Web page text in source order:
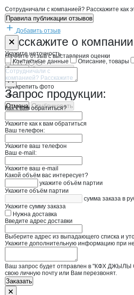
Сотрудничали с компанией? Расскажите как
Правила публикации отзывов
Добавить отзыв
Расскажите о компании
Начните отзыв с выставления оценки
Прикрепить фото
Отмена Опубликовать
Форма обратной связи
Укажите неточность
Контактные данные
Описание, товары
Отмена Опубликовать
Запрос продукции:
Как к вам обратиться?
Укажите как к вам обратиться
Ваш телефон:
Укажите ваш телефон
Ваш e-mail:
Укажите ваш e-mail
Какой объём вас интересует?
укажите объём партии
Укажите объём партии
сумма заказа в
Укажите сумму заказа
Нужна доставка
Введите адрес доставки
Выберите адрес из выпадающего списка и
Укажите дополнительную информацию при
Ваш запрос будет отправлен в "КФХ ДЖЫЛЫ
свою личную почту или Вам перезвонят.
Заказать